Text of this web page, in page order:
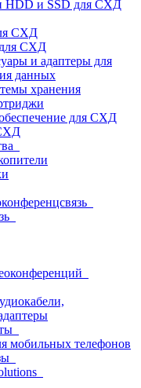
HDD и SSD для СХД
СХД
СХД
и адаптеры для
данных
хранения
для СХД
мобильных телефонов